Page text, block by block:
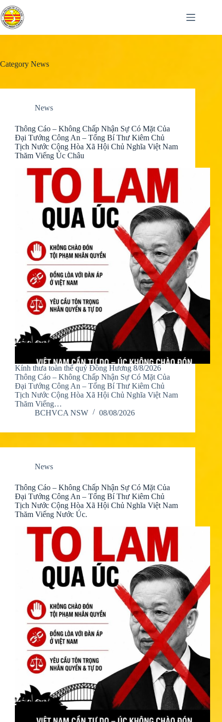
Skip
to
content
Category News
News
Thông Cáo – Không Chấp Nhận Sự Có Mặt Của
Đại Tướng Công An – Tổng Bí Thư Kiêm Chủ
Tịch Nước Cộng Hòa Xã Hội Chủ Nghĩa Việt Nam
Thăm Viếng Úc Châu
Kính thưa toàn thể quý Đồng Hương 8/8/2026
Thông Cáo – Không Chấp Nhận Sự Có Mặt Của
Đại Tướng Công An – Tổng Bí Thư Kiêm Chủ
Tịch Nước Cộng Hòa Xã Hội Chủ Nghĩa Việt Nam
Thăm Viếng…
BCHVCA NSW
08/08/2026
News
Thông Cáo – Không Chấp Nhận Sự Có Mặt Của
Đại Tướng Công An – Tổng Bí Thư Kiêm Chủ
Tịch Nước Cộng Hòa Xã Hội Chủ Nghĩa Việt Nam
Thăm Viếng Nước Úc.